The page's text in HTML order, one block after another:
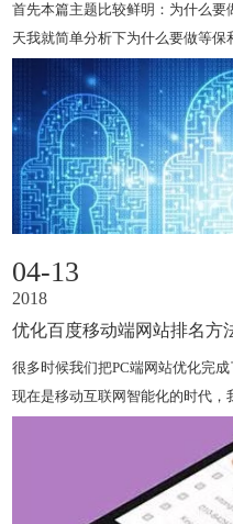
首先本篇主题比较鲜明：为什么
天我就简单分析下为什么要做等保
04-13
2018
优化百度移动端网站排名方
很多时候我们把PC端网站优化完
现在是移动互联网智能化的时代
方，你都会看见每个人低着头看
qq，看新闻，玩游戏，等很多，